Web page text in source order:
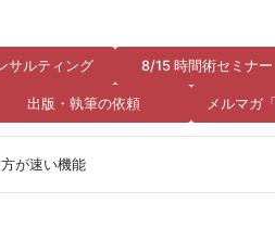
サルティング 8/15 時間術セミナー
出版・執筆の依頼 メルマガ
が速い機能